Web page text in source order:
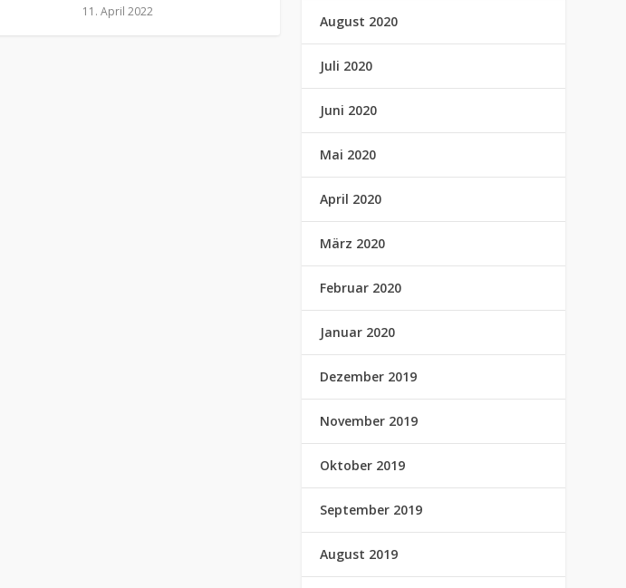
11. April 2022
August 2020
Juli 2020
Juni 2020
Mai 2020
April 2020
März 2020
Februar 2020
Januar 2020
Dezember 2019
November 2019
Oktober 2019
September 2019
August 2019